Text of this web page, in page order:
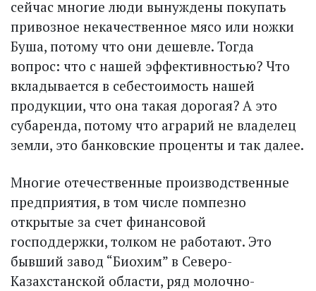
сейчас многие люди вынуждены покупать
привозное некачественное мясо или ножки
Буша, потому что они дешевле. Тогда
вопрос: что с нашей эффективностью? Что
вкладывается в себестоимость нашей
продукции, что она такая дорогая? А это
субаренда, потому что аграрий не владелец
земли, это банковские проценты и так далее.
Многие отечественные производственные
предприятия, в том числе помпезно
открытые за счет финансовой
господдержки, толком не работают. Это
бывший завод “Биохим” в Северо-
Казахстанской области, ряд молочно-